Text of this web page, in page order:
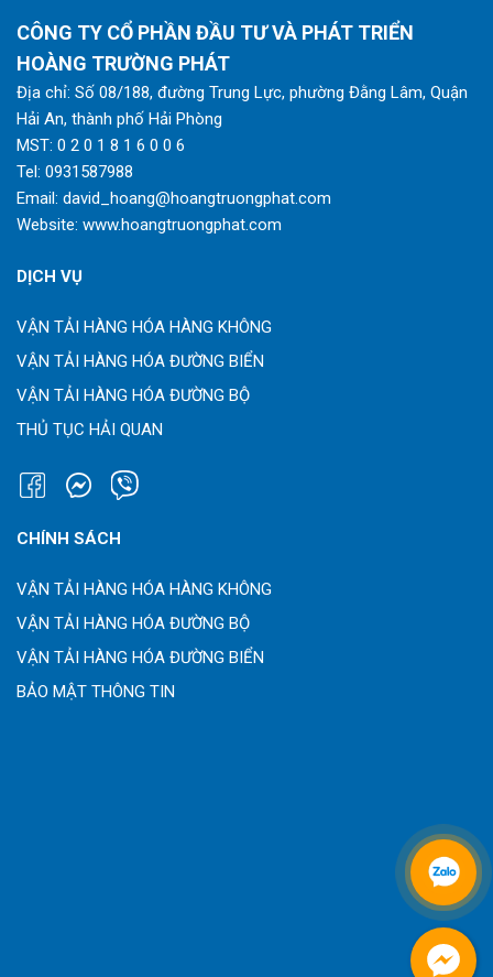
CÔNG TY CỔ PHẦN ĐẦU TƯ VÀ PHÁT TRIỂN
HOÀNG TRƯỜNG PHÁT
Địa chỉ: Số 08/188, đường Trung Lực, phường Đằng Lâm, Quận
Hải An, thành phố Hải Phòng
MST: 0 2 0 1 8 1 6 0 0 6
Tel: 0931587988
Email: david_hoang@hoangtruongphat.com
Website: www.hoangtruongphat.com
DỊCH VỤ
VẬN TẢI HÀNG HÓA HÀNG KHÔNG
VẬN TẢI HÀNG HÓA ĐƯỜNG BIỂN
VẬN TẢI HÀNG HÓA ĐƯỜNG BỘ
THỦ TỤC HẢI QUAN
CHÍNH SÁCH
VẬN TẢI HÀNG HÓA HÀNG KHÔNG
VẬN TẢI HÀNG HÓA ĐƯỜNG BỘ
VẬN TẢI HÀNG HÓA ĐƯỜNG BIỂN
BẢO MẬT THÔNG TIN